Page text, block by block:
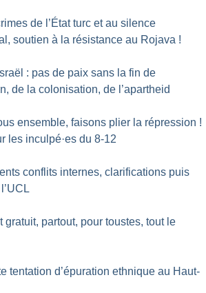
de l’État turc et au silence
soutien à la résistance au Rojava !
: pas de paix sans la fin de
de la colonisation, de l’apartheid
ensemble, faisons plier la répression !
les inculpé·es du 8-12
conflits internes, clarifications puis
gratuit, partout, pour toustes, tout le
tentation d’épuration ethnique au Haut-